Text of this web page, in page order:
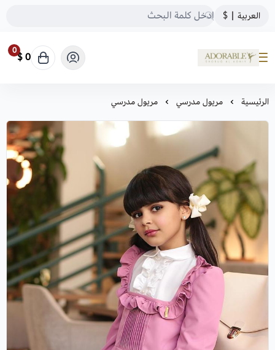
العربية |
$
ADORABLE
0 0 $
الرئيسية مريول مدرسي مريول مدرسي